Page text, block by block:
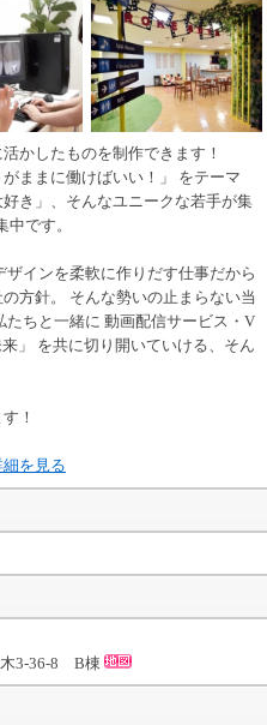
かしたものを制作できます！
ままに働けばいい！」 をテーマ
き」、そんなユニークな若手が集
です。
インを柔軟に作りだす仕事だから
方針。 そんな勢いの止まらない当
ちと一緒に 動画配信サービス・V
」 を共に切り開いていける、そん
！
細を見る
木3-36-8 B棟